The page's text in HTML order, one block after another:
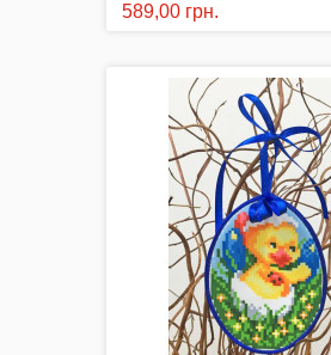
589,00 грн.